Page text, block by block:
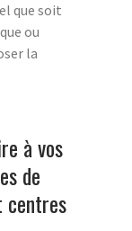
que soit
ou
la
à vos
de
centres